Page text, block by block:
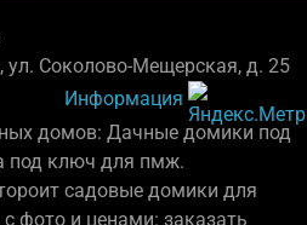
ул. Соколово-Мещерская, д. 25
Информация
домов: Дачные домики под
под ключ для пмж.
садовые домики для
фото и ценами: заказать